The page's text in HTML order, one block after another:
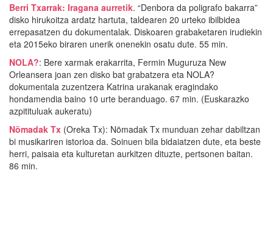
Berri Txarrak: Iragana aurretik. “Denbora da poligrafo bakarra”
disko hirukoitza ardatz hartuta, taldearen 20 urteko ibilbidea
errepasatzen du dokumentalak. Diskoaren grabaketaren irudiekin
eta 2015eko biraren unerik onenekin osatu dute. 55 min.
NOLA?: Bere xarmak erakarrita, Fermin Muguruza New
Orleansera joan zen disko bat grabatzera eta NOLA?
dokumentala zuzentzera Katrina urakanak eragindako
hondamendia baino 10 urte beranduago. 67 min. (Euskarazko
azpitituluak aukeratu)
Nömadak Tx (Oreka Tx): Nömadak Tx munduan zehar dabiltzan
bi musikariren istorioa da. Soinuen bila bidaiatzen dute, eta beste
herri, paisaia eta kulturetan aurkitzen dituzte, pertsonen baitan.
86 min.